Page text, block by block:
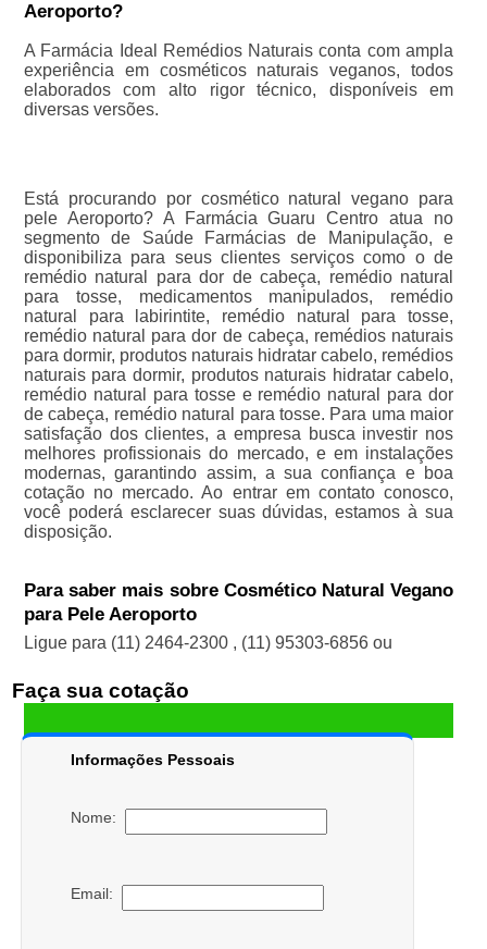
Aeroporto?
A Farmácia Ideal Remédios Naturais conta com ampla
experiência em cosméticos naturais veganos, todos
elaborados com alto rigor técnico, disponíveis em
diversas versões.
Está procurando por cosmético natural vegano para
pele Aeroporto? A Farmácia Guaru Centro atua no
segmento de Saúde Farmácias de Manipulação, e
disponibiliza para seus clientes serviços como o de
remédio natural para dor de cabeça, remédio natural
para tosse, medicamentos manipulados, remédio
natural para labirintite, remédio natural para tosse,
remédio natural para dor de cabeça, remédios naturais
para dormir, produtos naturais hidratar cabelo, remédios
naturais para dormir, produtos naturais hidratar cabelo,
remédio natural para tosse e remédio natural para dor
de cabeça, remédio natural para tosse. Para uma maior
satisfação dos clientes, a empresa busca investir nos
melhores profissionais do mercado, e em instalações
modernas, garantindo assim, a sua confiança e boa
cotação no mercado. Ao entrar em contato conosco,
você poderá esclarecer suas dúvidas, estamos à sua
disposição.
Para saber mais sobre Cosmético Natural Vegano
para Pele Aeroporto
Ligue para (11) 2464-2300 , (11) 95303-6856 ou
Faça sua cotação
Informações Pessoais
Nome:
Email: